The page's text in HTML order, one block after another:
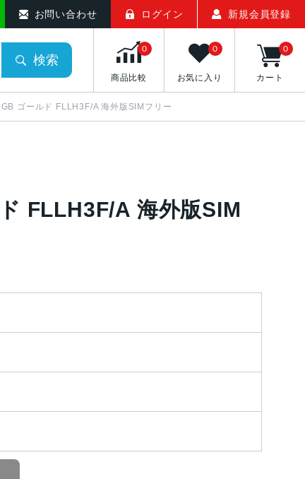
お問い合わせ ログイン 新規会員登録
検索
商品比較
0
お気に入り
0
カート
0
ゴールド FLLH3F/A 海外版SIMフリー
FLLH3F/A 海外版SIM